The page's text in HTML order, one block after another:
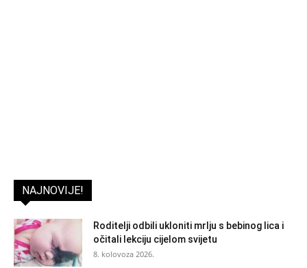
NAJNOVIJE!
Roditelji odbili ukloniti mrlju s bebinog lica i
očitali lekciju cijelom svijetu
8. kolovoza 2026.